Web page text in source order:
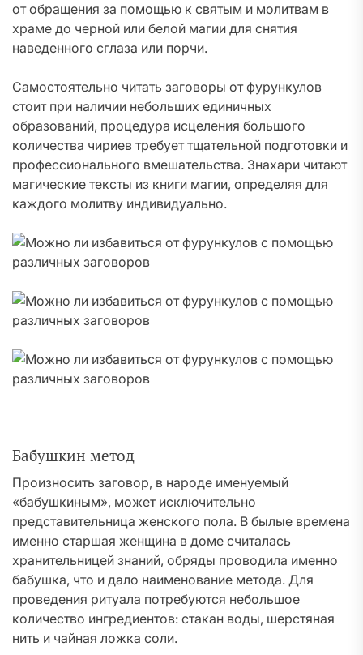
от обращения за помощью к святым и молитвам в
храме до черной или белой магии для снятия
наведенного сглаза или порчи.
Самостоятельно читать заговоры от фурункулов
стоит при наличии небольших единичных
образований, процедура исцеления большого
количества чириев требует тщательной подготовки и
профессионального вмешательства. Знахари читают
магические тексты из книги магии, определяя для
каждого молитву индивидуально.
Бабушкин метод
Произносить заговор, в народе именуемый
«бабушкиным», может исключительно
представительница женского пола. В былые времена
именно старшая женщина в доме считалась
хранительницей знаний, обряды проводила именно
бабушка, что и дало наименование метода. Для
проведения ритуала потребуются небольшое
количество ингредиентов: стакан воды, шерстяная
нить и чайная ложка соли.